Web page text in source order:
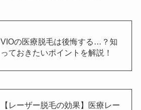
VIOの医療脱毛は後悔する…？知
っておきたいポイントを解説！
【レーザー脱毛の効果】医療レー